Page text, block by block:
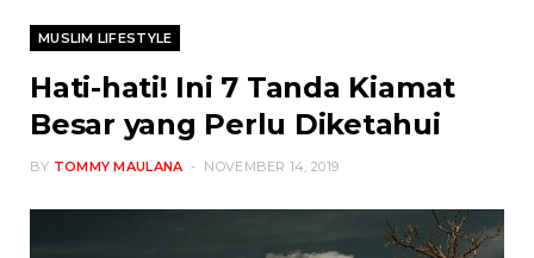
MUSLIM LIFESTYLE
Hati-hati! Ini 7 Tanda Kiamat
Besar yang Perlu Diketahui
BY TOMMY MAULANA NOVEMBER 14, 2019